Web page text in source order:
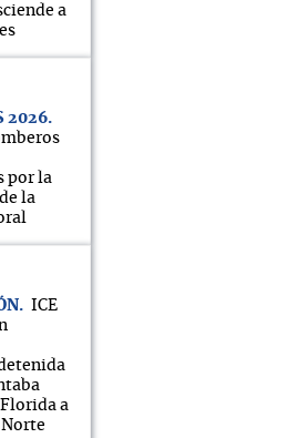
a
2026
por la
la
ICE
a